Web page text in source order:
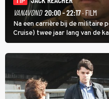
VANAVOND 20:00 - 22:17· FILM
Na een carrière bij de militaire
Cruise) twee jaar lang van de
uithangt, totdat